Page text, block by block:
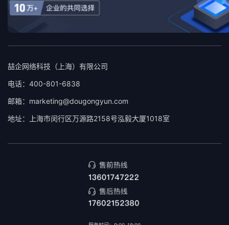
喆企网络科技（上海）有限公司
电话：400-801-6838
邮箱：marketing@dougongyun.com
地址：上海市闵行区万源路2158号泓毅大厦1018室